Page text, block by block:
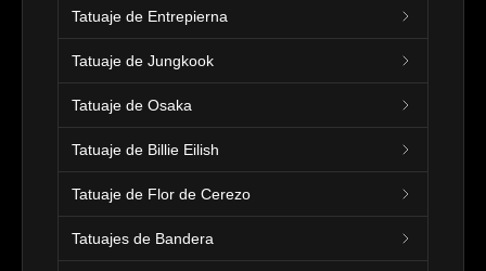
Tatuaje de Entrepierna
Tatuaje de Jungkook
Tatuaje de Osaka
Tatuaje de Billie Eilish
Tatuaje de Flor de Cerezo
Tatuajes de Bandera